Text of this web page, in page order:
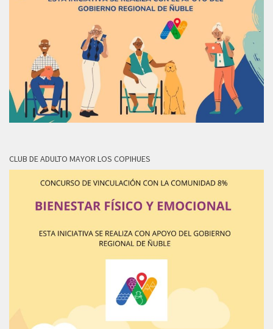
CLUB DE ADULTO MAYOR LOS COPIHUES